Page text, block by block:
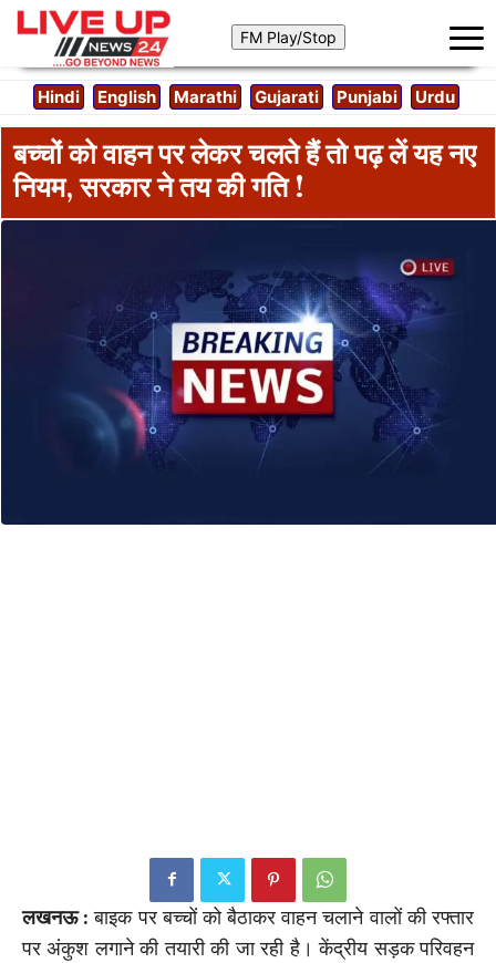
Hindi English Marathi Gujarati Punjabi Urdu
बच्चों को वाहन पर लेकर चलते हैं तो पढ़ लें यह नए
नियम, सरकार ने तय की गति !
लखनऊ : बाइक पर बच्चों को बैठाकर वाहन चलाने वालों की रफ्तार
पर अंकुश लगाने की तयारी की जा रही है। केंद्रीय सड़क परिवहन